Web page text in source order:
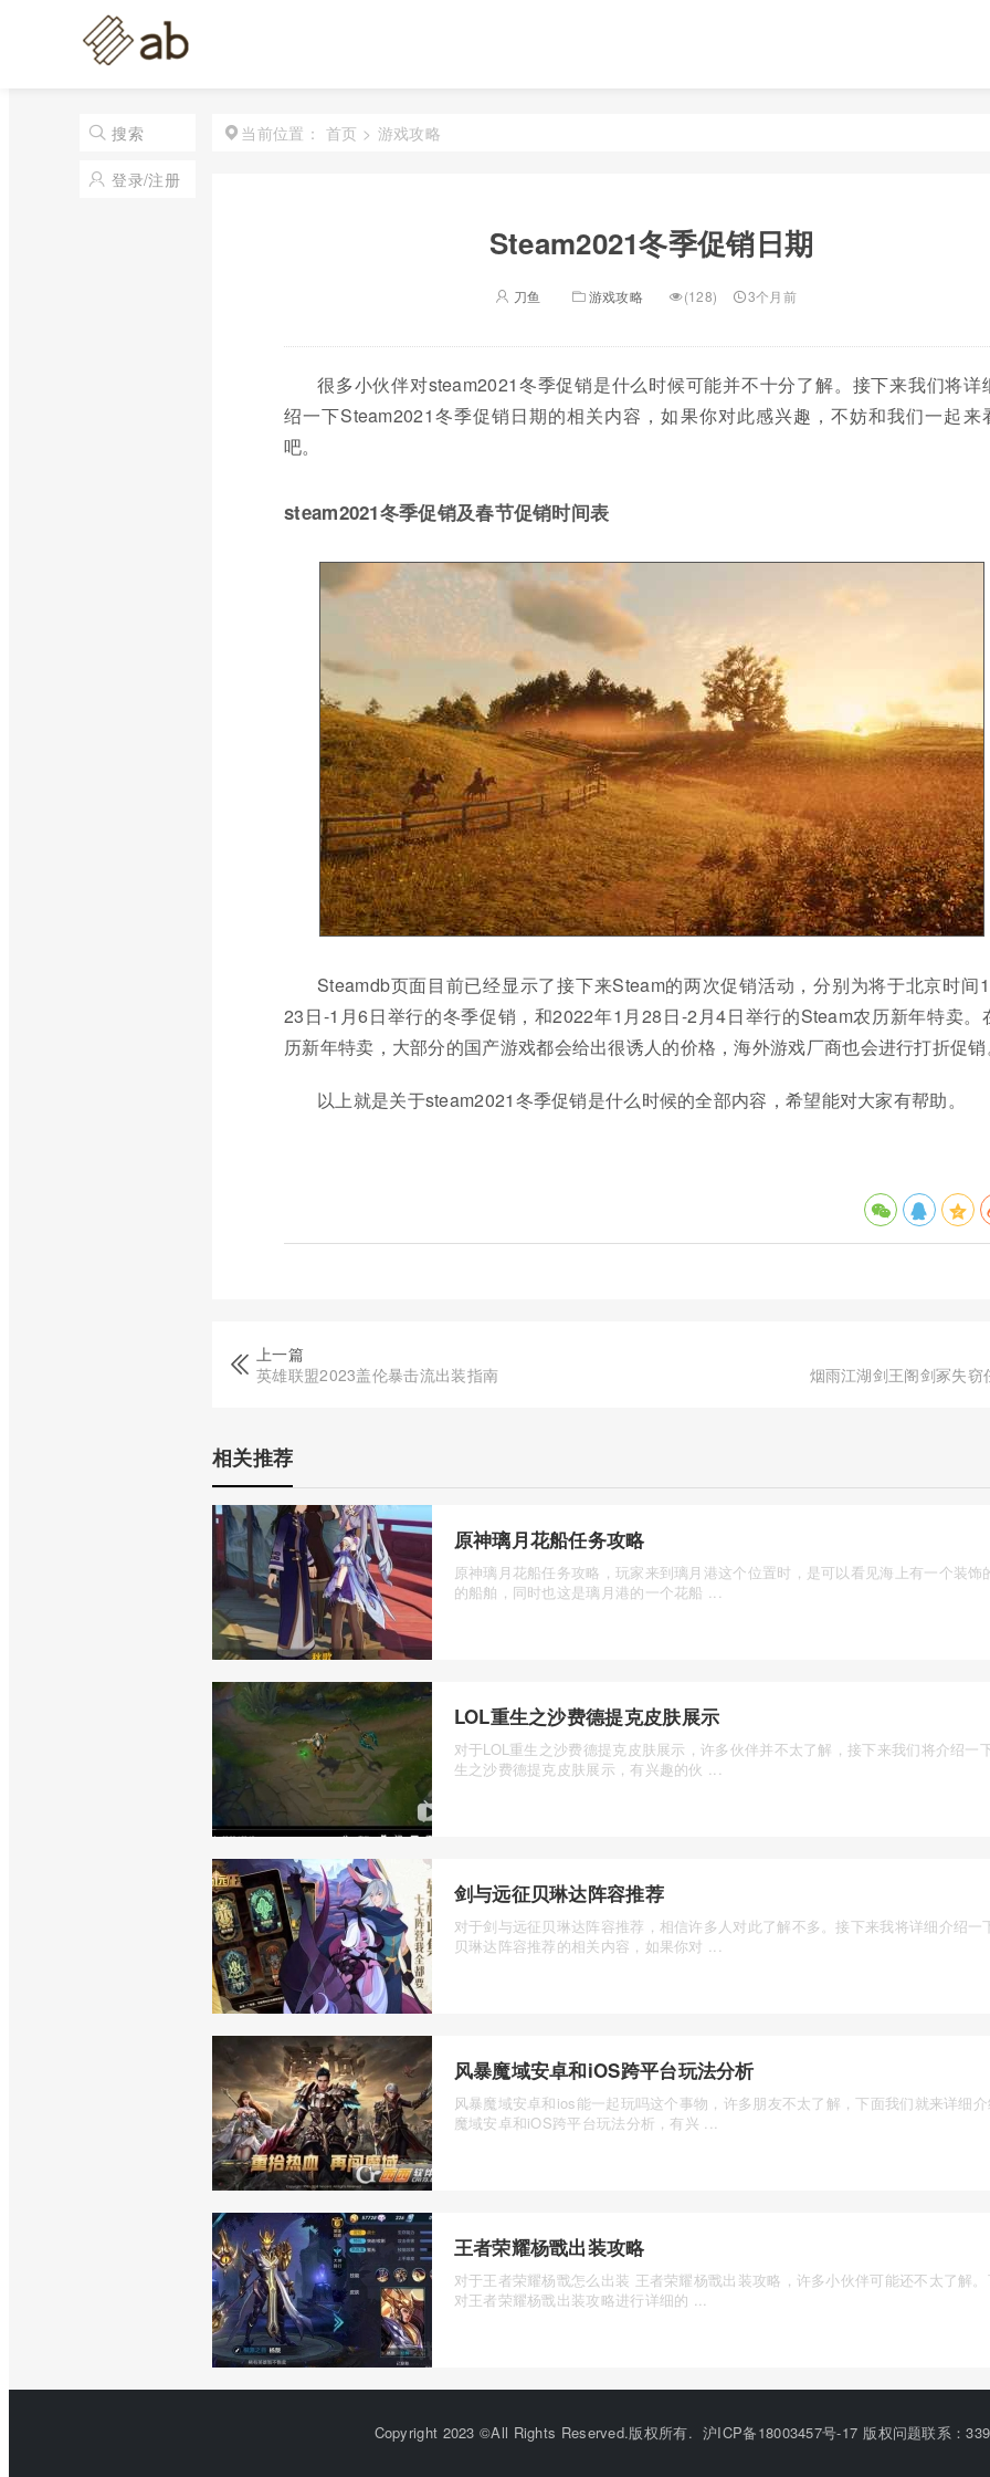
搜索
登录/注册
当前位置： 首页 > 游戏攻略
Steam2021冬季促销日期
刀鱼 游戏攻略 (128) 3个月前
很多小伙伴对steam2021冬季促销是什么时候可能并不十分了解。接下来我们将详
绍一下Steam2021冬季促销日期的相关内容，如果你对此感兴趣，不妨和我们一起来
吧。
steam2021冬季促销及春节促销时间表
Steamdb页面目前已经显示了接下来Steam的两次促销活动，分别为将于北京时间
23日-1月6日举行的冬季促销，和2022年1月28日-2月4日举行的Steam农历新年特卖。
历新年特卖，大部分的国产游戏都会给出很诱人的价格，海外游戏厂商也会进行打折促
以上就是关于steam2021冬季促销是什么时候的全部内容，希望能对大家有帮助。
上一篇
英雄联盟2023盖伦暴击流出装指南
烟雨江湖剑王阁剑冢失窃
相关推荐
原神璃月花船任务攻略
原神璃月花船任务攻略，玩家来到璃月港这个位置时，是可以看见海上有一个装饰
的船舶，同时也这是璃月港的一个花船 ...
LOL重生之沙费德提克皮肤展示
对于LOL重生之沙费德提克皮肤展示，许多伙伴并不太了解，接下来我们将介绍一
生之沙费德提克皮肤展示，有兴趣的伙 ...
剑与远征贝琳达阵容推荐
对于剑与远征贝琳达阵容推荐，相信许多人对此了解不多。接下来我将详细介绍一
贝琳达阵容推荐的相关内容，如果你对 ...
风暴魔域安卓和iOS跨平台玩法分析
风暴魔域安卓和ios能一起玩吗这个事物，许多朋友不太了解，下面我们就来详细
魔域安卓和iOS跨平台玩法分析，有兴 ...
王者荣耀杨戬出装攻略
对于王者荣耀杨戬怎么出装 王者荣耀杨戬出装攻略，许多小伙伴可能还不太了解
对王者荣耀杨戬出装攻略进行详细的 ...
Copyright 2023 ©All Rights Reserved.版权所有. 沪ICP备18003457号-17 版权问题联系：